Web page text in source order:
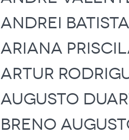
ANDREI
ARIANA
ARTUR
AUGUSTO
BRENO